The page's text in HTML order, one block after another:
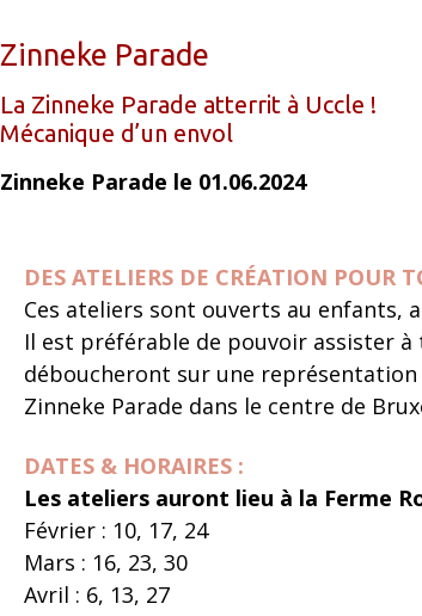
Zinneke Parade
La Zinneke Parade atterrit à Uccle !
Mécanique d’un envol
Zinneke Parade le 01.06.2024
DES ATELIERS DE CRÉATION POUR
Ces ateliers sont ouverts au enfants,
Il est préférable de pouvoir assister à
déboucheront sur une
Zinneke Parade dans le centre de
DATES & HORAIRES :
Les ateliers auront lieu à la Ferme
Février : 10, 17, 24
Mars : 16, 23, 30
Avril : 6, 13, 27